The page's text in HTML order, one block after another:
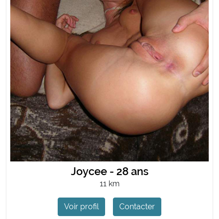
Joycee - 28 ans
11 km
Voir profil Contacter